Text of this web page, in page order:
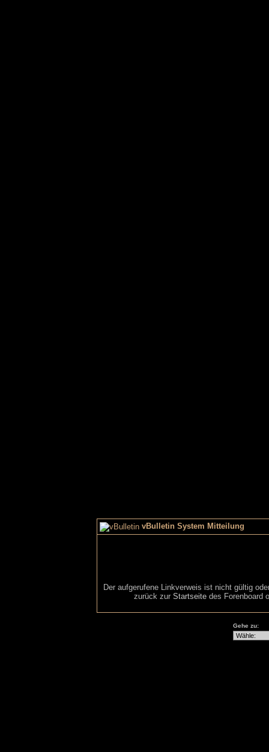
vBulletin System Mitteilung
Der aufgerufene Linkverweis ist nicht gültig
zurück zur Startseitedes Forenboard
Gehe zu: